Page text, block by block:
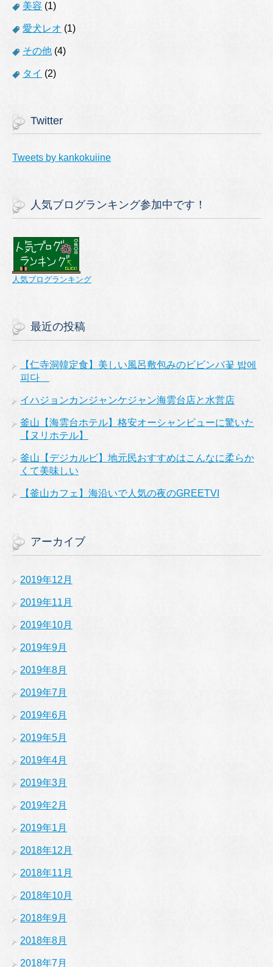
美容 (1)
愛犬レオ (1)
その他 (4)
タイ (2)
Twitter
Tweets by kankokuiine
人気ブログランキング参加中です！
人気ブログランキング
最近の投稿
【仁寺洞韓定食】美しい風呂敷包みのビビンバ꽃 밥에
피다
イハジョンカンジャンケジャン海雲台店と水営店
釜山【海雲台ホテル】格安オーシャンビューに驚いた
【ヌリホテル】
釜山【デジカルビ】地元民おすすめはこんなに柔らか
くて美味しい
【釜山カフェ】海沿いで人気の夜のGREETVI
アーカイブ
2019年12月
2019年11月
2019年10月
2019年9月
2019年8月
2019年7月
2019年6月
2019年5月
2019年4月
2019年3月
2019年2月
2019年1月
2018年12月
2018年11月
2018年10月
2018年9月
2018年8月
2018年7月